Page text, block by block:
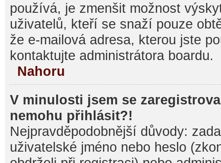
používá, je zmenšit možnost
uživatelů, kteří se snaží pouze
že e-mailová adresa, kterou jste
kontaktujte administrátora boardu.
Nahoru
V minulosti jsem se
nemohu přihlásit?!
Nejpravděpodobnější důvody:
uživatelské jméno nebo heslo